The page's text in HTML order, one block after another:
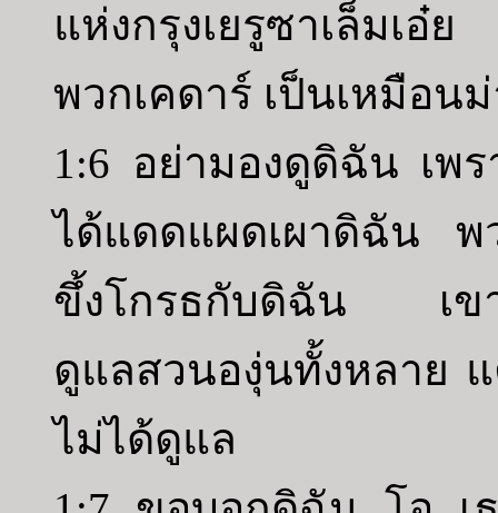
แห่งกรุงเยรูซาเล็มเอ๋
พวกเคดาร์ เป็นเหมือ
1:6 อย่ามองดูดิฉัน เพ
ได้แดดแผดเผาดิฉัน พ
ขึ้งโกรธกับดิฉัน เขา
ดูแลสวนองุ่นทั้งหลาย
ไม่ได้ดูแล